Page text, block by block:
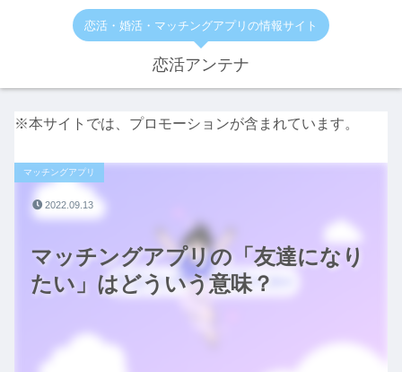
恋活・婚活・マッチングアプリの情報サイト
恋活アンテナ
※本サイトでは、プロモーションが含まれています。
マッチングアプリの「友達になり
たい」はどういう意味？
マッチングアプリ
2022.09.13